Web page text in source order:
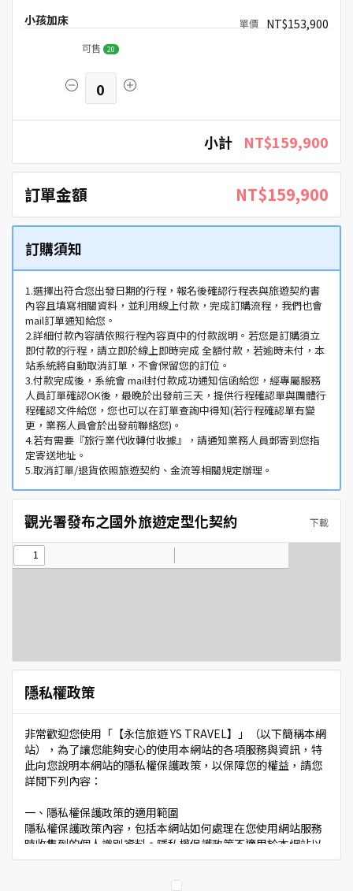
小孩加床 NT$153,900
可售 20
0
小計 NT$159,900
訂單金額 NT$159,900
訂購須知
1.選擇出符合您出發日期的行程，報名後確認行程表與旅遊契約書
內容且填寫相關資料，並利用線上付款，完成訂購流程，我們也會
mail訂單通知給您。
2.詳細付款內容請依照行程內容頁中的付款說明。若您是訂購須立
即付款的行程，請立即於線上即時完成 全額付款，若逾時未付，本
站系統將自動取消訂單，不會保留您的訂位。
3.付款完成後，系統會 mail封付款成功通知信函給您，經專屬服務
人員訂單確認OK後，最晚於出發前三天，提供行程確認單與團體行
程確認文件給您，您也可以在訂單查詢中得知(若行程確認單有變
更，業務人員會於出發前聯絡您)。
4.若有需要『旅行業代收轉付收據』，請通知業務人員郵寄到您指
定寄送地址。
5.取消訂單/退貨依照旅遊契約、金流等相關規定辦理。
觀光署發布之國外旅遊定型化契約 下載
隱私權政策
非常歡迎您使用「【永信旅遊 YS TRAVEL】」（以下簡稱本網
站），為了讓您能夠安心的使用本網站的各項服務與資訊，特
此向您說明本網站的隱私權保護政策，以保障您的權益，請您
詳閱下列內容：
一、隱私權保護政策的適用範圍
隱私權保護政策內容，包括本網站如何處理在您使用網站服務
時收集到的個人識別資料。隱私權保護政策不適用於本網站以
外的相關連結網站，也不適用於非本網站所委託或參與管理的